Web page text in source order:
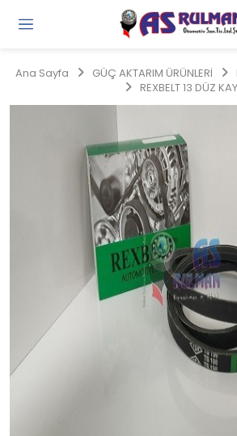
Ana Sayfa GÜÇ AKTARIM ÜRÜNLERİ
REXBELT 13 DÜZ